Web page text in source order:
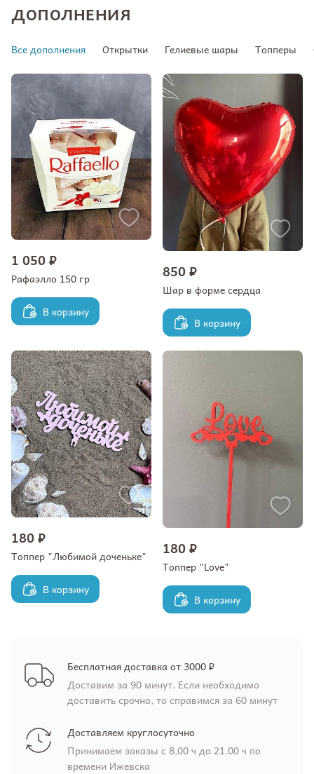
ДОПОЛНЕНИЯ
Все дополнения Открытки Гелиевые шары Топперы
1 050 ₽
Рафаэлло 150 гр
В корзину
850 ₽
Шар в форме сердца
В корзину
180 ₽
Топпер "Любимой доченьке"
В корзину
180 ₽
Топпер "Love"
В корзину
Бесплатная доставка от 3000 ₽
Доставим за 90 минут. Если необходимо
доставить срочно, то справимся за 60 минут
Доставляем круглосуточно
Принимаем заказы с 8.00 ч до 21.00 ч по
времени Ижевска